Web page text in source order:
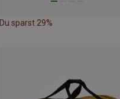
Du sparst 29%